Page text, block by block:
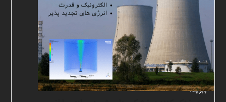
پشتیبانی
آنلاین
به
طور
کامل
بهره
ببرید.